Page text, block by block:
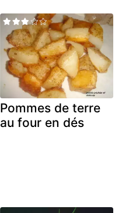
Pommes de terre
au four en dés